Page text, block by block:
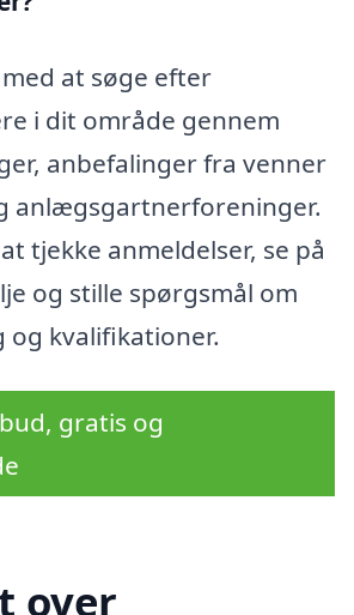
at søge efter
i dit område gennem
anbefalinger fra venner
anlægsgartnerforeninger.
tjekke anmeldelser, se på
og stille spørgsmål om
og kvalifikationer.
gratis og
over